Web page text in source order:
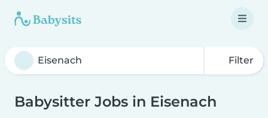
Filter
Babysitter Jobs in Eisenach